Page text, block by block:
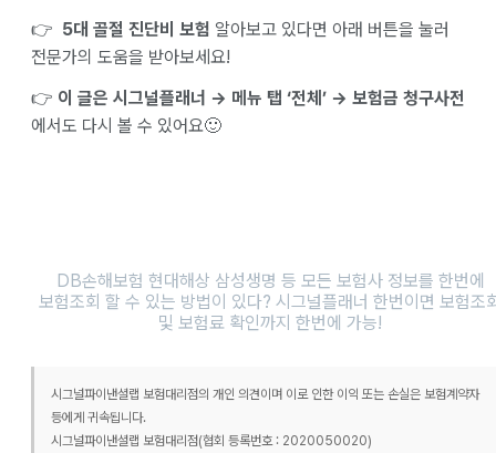
👉 5대 골절 진단비 보험 알아보고 있다면 아래 버튼을 눌러
전문가의 도움을 받아보세요!
👉 이 글은 시그널플래너 → 메뉴 탭 ‘전체’ → 보험금 청구사전
에서도 다시 볼 수 있어요🙂
DB손해보험 현대해상 삼성생명 등 모든 보험사 정보를 한번에
보험조회 할 수 있는 방법이 있다? 시그널플래너 한번이면 보험조
및 보험료 확인까지 한번에 가능!
시그널파이낸셜랩 보험대리점의 개인 의견이며 이로 인한 이익 또는 손실은 보험계약자
등에게 귀속됩니다.
시그널파이낸셜랩 보험대리점(협회 등록번호 : 2020050020)